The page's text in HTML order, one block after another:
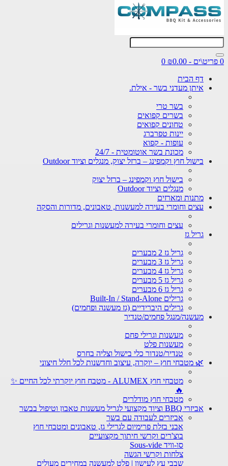
0 פריט\ים - ₪0.00
0
דף הבית
איתן מעדני בשר - אילת.
בשר טרי
בשרים קפואים
טחונים קפואים
יינות טפרברג
עופות - קפוא
מכונת בשר אוטומטית - 24/7
בישול חוץ וקמפינג – ברזל יצוק, מנגלים וציוד Outdoor
בישול חוץ וקמפינג – ברזל יצוק
מנגלים וציוד Outdoor
מתנות ומארזים
עצים וחומרי בעירה למעשנות, טאבונים, מדורות והסקה
עצים וחומרי בעירה למעשנות וגרילים
גריל גז
גריל גז 2 מבערים
גריל גז 3 מבערים
גריל גז 4 מבערים
גריל גז 5 מבערים
גריל גז 6 מבערים
גרילים Built-In / Stand-Alone
גרילים היברידיים (גז מעשנה ופחמים)
מעשנה/מנגל פחמים/טנדיר
מעשנות וגרילי פחם
מעשנות פלט
טנדיר/טנדור כלי בישול וצליה בחרס
🌿 מטבחי חוץ – יוקרה, עיצוב וחדשנות לכל חלל חיצוני
מטבחי חוץ ALUMEX - מטבח חוץ יוקרתי לכל החיים ✨
🔥
מטבחי חוץ מודלרים
אביזרי BBQ וציוד מקצועי לגריל מעשנות טאבון וטיפול בבשר
אביזרים לעבודה עם בשר
אבני בזלת פרימיום לגרילי גז, טאבונים ומטבחי חוץ
בוצ'רים וקרשי חיתוך מקצועיים
סו-וויד Sous-vide
צלחות וקרשי הגשה
שבבי עץ לעישון | פלט למעשנה במחירים מעולים